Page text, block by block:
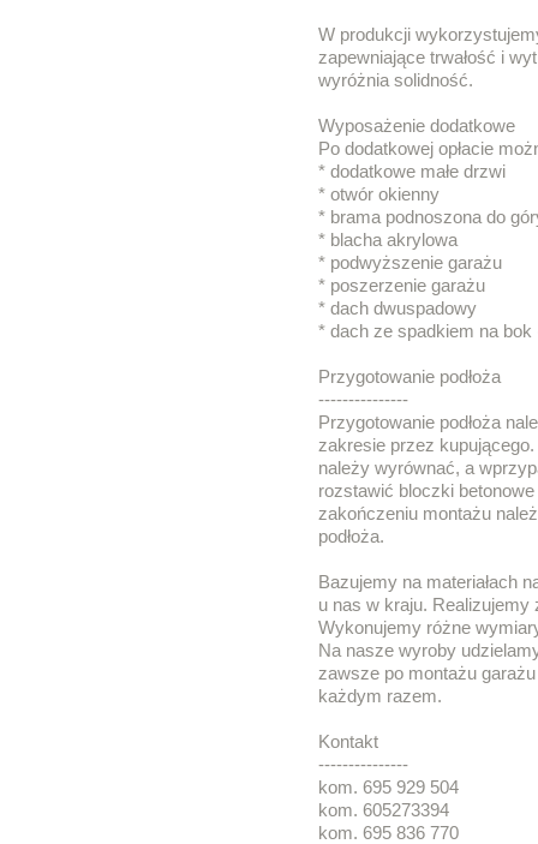
W produkcji
zapewniające trwałość i
wyróżnia solidność.
Wyposażenie dodatkowe
Po dodatkowej opłacie
* dodatkowe małe drzwi
* otwór okienny
* brama podnoszona do
* blacha akrylowa
* podwyższenie garażu
* poszerzenie garażu
* dach dwuspadowy
* dach ze spadkiem na bok
Przygotowanie podłoża
---------------
Przygotowanie podłoża
zakresie przez
należy wyrównać, a
rozstawić bloczki
zakończeniu montażu
podłoża.
Bazujemy na materiałach
u nas w kraju. Realizujemy
Wykonujemy różne
Na nasze wyroby
zawsze po montażu
każdym razem.
Kontakt
---------------
kom. 695 929 504
kom. 605273394
kom. 695 836 770